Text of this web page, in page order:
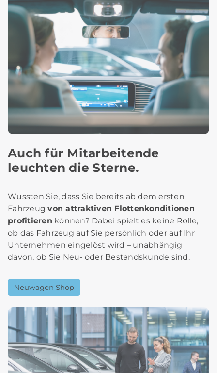
Auch für Mitarbeitende
leuchten die Sterne.
Wussten Sie, dass Sie bereits ab dem ersten
Fahrzeugvon attraktiven Flottenkonditionen
profitieren können? Dabei spielt es keine Rolle,
ob das Fahrzeug auf Sie persönlich oder auf Ihr
Unternehmen eingelöst wird – unabhängig
davon, ob Sie Neu- oder Bestandskunde sind.
Neuwagen Shop